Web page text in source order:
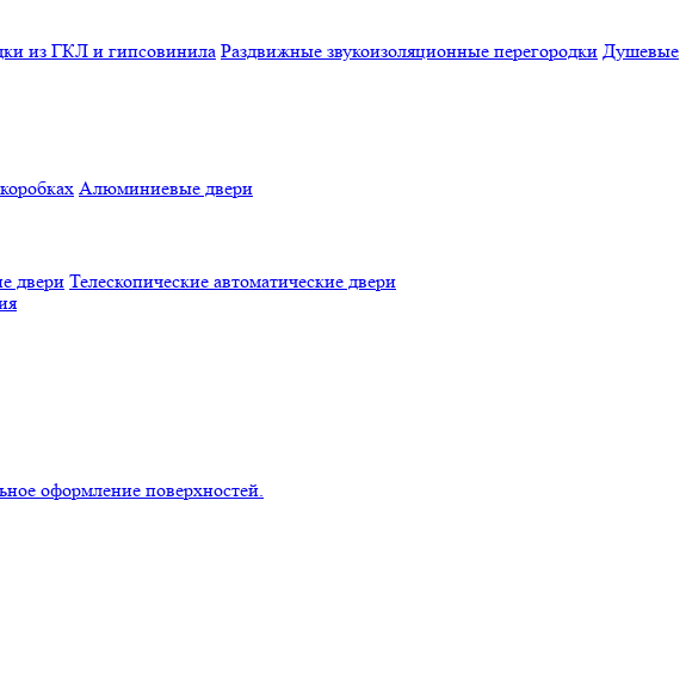
из ГКЛ и гипсовинила Раздвижные звукоизоляционные перегородки Душевые
Алюминиевые двери
двери Телескопические автоматические двери
оформление поверхностей.